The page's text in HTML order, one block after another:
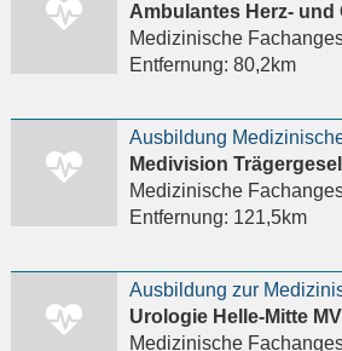
Medizinische
Entfernung: 80,2km
Medivision
Medizinische
Entfernung: 121,5km
Urologie Helle-Mitte
Medizinische